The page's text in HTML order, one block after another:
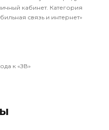
кабинет. Категория
связь и интернет»
к «ЗВ»